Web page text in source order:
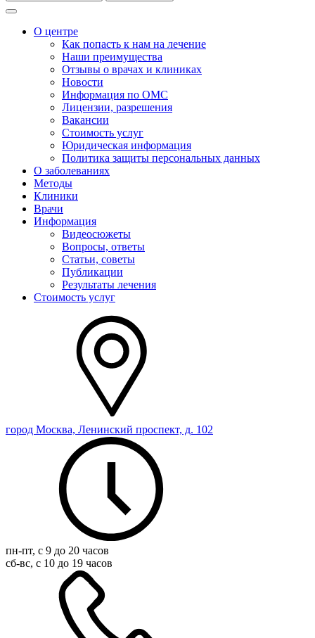
О центре
Как попасть к нам на лечение
Наши преимущества
Отзывы о врачах и клиниках
Новости
Информация по ОМС
Лицензии, разрешения
Вакансии
Стоимость услуг
Юридическая информация
Политика защиты персональных данных
О заболеваниях
Методы
Клиники
Врачи
Информация
Видеосюжеты
Вопросы, ответы
Статьи, советы
Публикации
Результаты лечения
Стоимость услуг
город Москва, Ленинский проспект, д. 102
пн-пт, с 9 до 20 часов
сб-вс, с 10 до 19 часов